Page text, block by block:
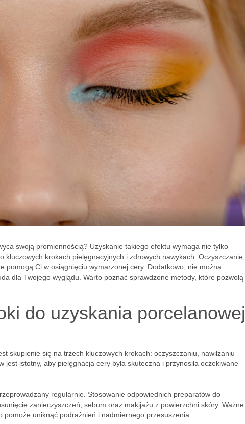
swoją promiennością? Uzyskanie takiego efektu wymaga nie tylko
krokach pielęgnacyjnych i zdrowych nawykach. Oczyszczanie,
pomogą Ci w osiągnięciu wymarzonej cery. Dodatkowo, nie można
dla Twojego wyglądu. Warto poznać sprawdzone metody, które pozwolą
do uzyskania porcelanowej
skupienie się na trzech kluczowych krokach: oczyszczaniu, nawilżaniu
istotny, aby pielęgnacja cery była skuteczna i przynosiła oczekiwane
regularnie. Stosowanie odpowiednich preparatów do
zanieczyszczeń, sebum oraz makijażu z powierzchni skóry. Ważne
uniknąć podrażnień i nadmiernego przesuszenia.